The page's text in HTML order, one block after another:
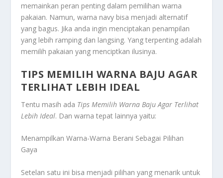
memainkan peran penting dalam pemilihan warna
pakaian. Namun, warna navy bisa menjadi alternatif
yang bagus. Jika anda ingin menciptakan penampilan
yang lebih ramping dan langsing. Yang terpenting adalah
memilih pakaian yang menciptkan ilusinya.
TIPS MEMILIH WARNA BAJU AGAR
TERLIHAT LEBIH IDEAL
Tentu masih ada Tips Memilih Warna Baju Agar Terlihat
Lebih Ideal. Dan warna tepat lainnya yaitu:
Menampilkan Warna-Warna Berani Sebagai Pilihan
Gaya
Setelan satu ini bisa menjadi pilihan yang menarik untuk